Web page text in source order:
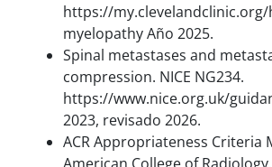
https://
myelopathy Año 2025.
Spinal metastases and
compression. NICE NG234.
https://www.nice.org.uk/
2023, revisado 2026.
ACR Appropriateness Criteria